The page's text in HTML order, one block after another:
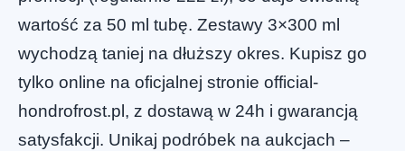
wartość za 50 ml tubę. Zestawy 3×300 ml
wychodzą taniej na dłuższy okres. Kupisz go
tylko online na oficjalnej stronie official-
hondrofrost.pl, z dostawą w 24h i gwarancją
satysfakcji. Unikaj podróbek na aukcjach –